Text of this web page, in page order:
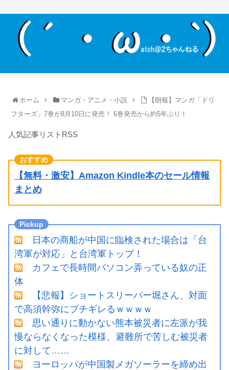
ホーム マンガ・アニメ・小説
【朗報】マンガ「ドリ
フターズ」7巻が8月10日に発売！ 6巻発売から約5年ぶり！
人気記事リストRSS
【無料・激安】Amazon Kindle本のセール情報
まとめ
日本の商船が中国に臨検された場合は「台
湾軍が対応」と台湾軍トップ！
カフェで長時間パソコン弄っている奴の正
体
【悲報】ショートスリーパー堀さん、対面
で高須幹弥にブチギレるｗｗｗｗ
思い通りに動かない熊本被災者に左派が我
慢ならなくなった模様、避難所で苦しむ被災者
に対して……
ヨーロッパが中国製メガソーラーを締め出